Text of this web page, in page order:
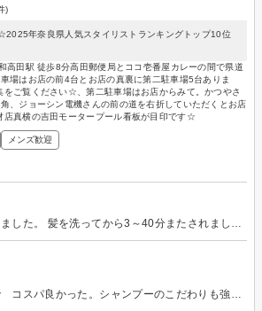
)
年奈良県人気スタイリストランキングトップ10位
高田駅 徒歩8分高田郵便局とココ壱番屋カレーの間で県道
場はお店の前4台とお店の真裏に第二駐車場5台ありま
をご覧ください☆、第二駐車場はお店からみて。かつやさ
、ジョーシン電機さんの前の道を右折していただくとお店
店真横の吉田モータープール看板が目印です☆
メンズ歓迎